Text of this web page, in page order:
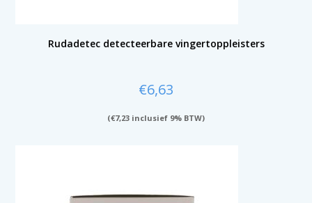
Rudadetec detecteerbare vingertoppleisters
€6,63
(€7,23 inclusief 9% BTW)